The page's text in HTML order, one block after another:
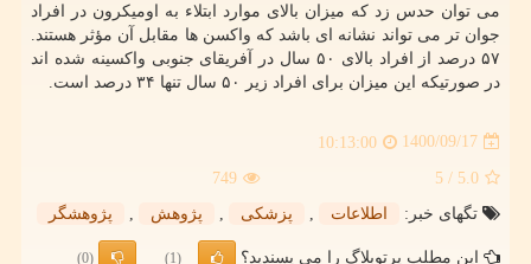
می توان حدس زد که میزان بالای موارد ابتلاء به اومیکرون در افراد
جوان تر می تواند نشانه ای باشد که واکسن ها مقابل آن مؤثر هستند.
۵۷ درصد از افراد بالای ۵۰ سال در آفریقای جنوبی واکسینه شده اند
در صورتیکه این میزان برای افراد زیر ۵۰ سال تنها ۳۴ درصد است.
1400/09/17
10:13:00
5.0
/ 5
749
تگهای خبر:
اطلاعات پزشكی پژوهش پژوهشگر
این مطلب پرتوبلاگ را می پسندید؟ (1)
(0)